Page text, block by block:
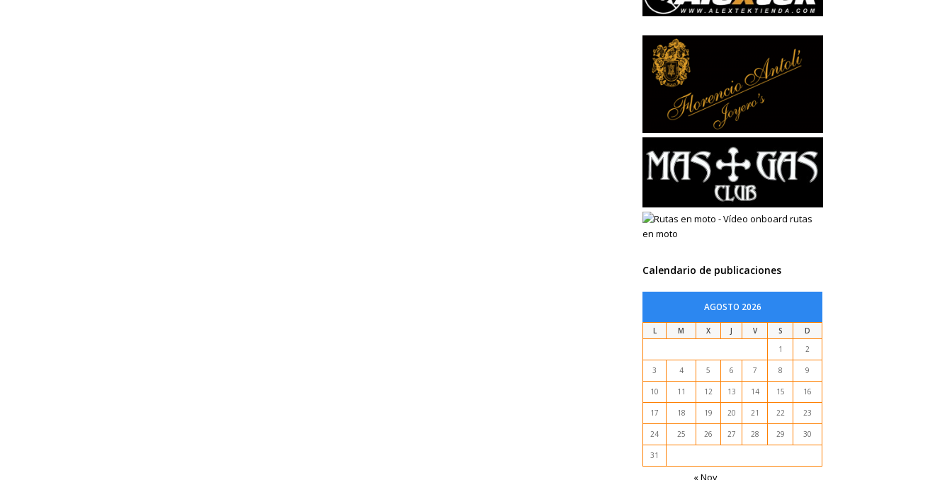
Calendario de publicaciones
AGOSTO 2026
L M X J V S
D
1
2
3 4 5 6 7 8 9
10 11 12 13 14 15 16
17 18 19 20 21 22 23
24 25 26 27 28 29 30
31
« Nov